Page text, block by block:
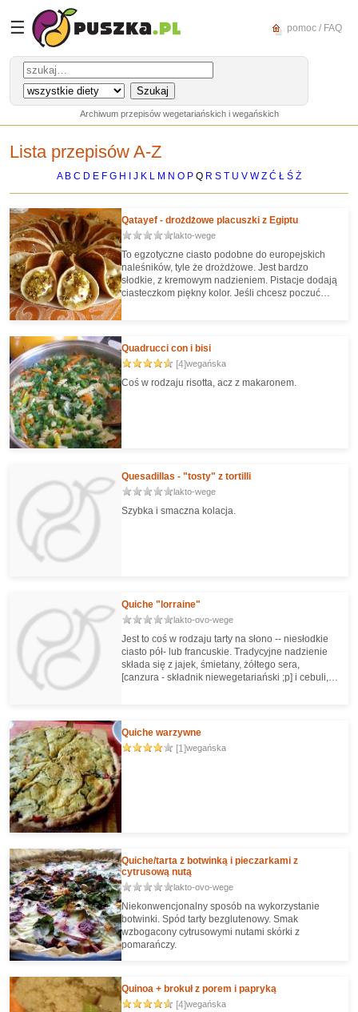
☰ pomoc / FAQ
Archiwum przepisów wegetariańskich i wegańskich
Lista przepisów A-Z
A B C D E F G H J K L M N O P Q R S T U V W Z Ć Ł Ś Ż
Qatayef - drożdżowe placuszki z Egiptu
lakto-wege
To egzotyczne ciasto podobne do europejskich
naleśników, tyle że drożdżowe. Jest bardzo
słodkie, z kremowym nadzieniem. Pistacje dodają
ciasteczkom piękny kolor. Jeśli chcesz poczuć
Quadrucci con i bisi
[4]wegańska
Coś w rodzaju risotta, acz z makaronem.
Quesadillas - "tosty" z tortilli
lakto-wege
Szybka i smaczna kolacja.
Quiche "lorraine"
lakto-ovo-wege
Jest to coś w rodzaju tarty na słono -- niesłodkie
ciasto pół- lub francuskie. Tradycyjne nadzienie
składa się z jajek, śmietany, żółtego sera,
[canzura - składnik niewegetariański ;p] i cebuli,
Quiche warzywne
[1]wegańska
Quiche/tarta z botwinką i pieczarkami z
cytrusową nutą
lakto-ovo-wege
Niekonwencjonalny sposób na wykorzystanie
botwinki. Spód tarty bezglutenowy. Smak
wzbogacony cytrusowymi nutami skórki z
pomarańczy.
Quinoa + brokuł z porem i papryką
[4]wegańska